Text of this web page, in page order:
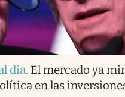
día. El mercado ya
en las